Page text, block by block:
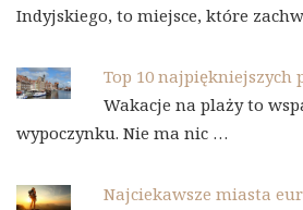
Indyjskiego, to miejsce, które
Top 10 najpiękniejszych
Wakacje na plaży to
wypoczynku. Nie ma nic …
Najciekawsze miasta